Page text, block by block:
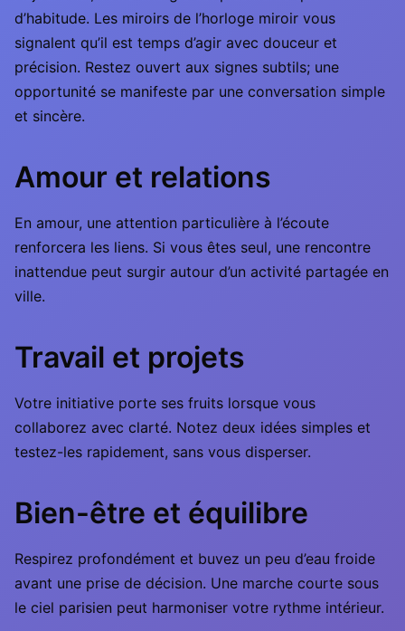
d’habitude. Les miroirs de l’horloge miroir vous
signalent qu’il est temps d’agir avec douceur et
précision. Restez ouvert aux signes subtils; une
opportunité se manifeste par une conversation simple
et sincère.
Amour et relations
En amour, une attention particulière à l’écoute
renforcera les liens. Si vous êtes seul, une rencontre
inattendue peut surgir autour d’un activité partagée en
ville.
Travail et projets
Votre initiative porte ses fruits lorsque vous
collaborez avec clarté. Notez deux idées simples et
testez-les rapidement, sans vous disperser.
Bien-être et équilibre
Respirez profondément et buvez un peu d’eau froide
avant une prise de décision. Une marche courte sous
le ciel parisien peut harmoniser votre rythme intérieur.